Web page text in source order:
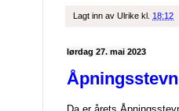
Lagt inn av Ulrike kl. 18:12
lørdag 27. mai 2023